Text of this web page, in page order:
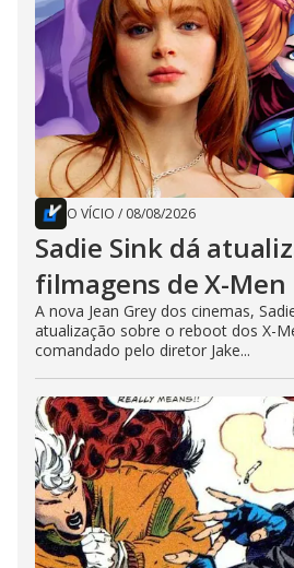
O VÍCIO / 08/08/2026
Sadie Sink dá
filmagens de X-Men
A nova Jean Grey dos cinemas,
atualização sobre o reboot dos X-
comandado pelo diretor Jake...